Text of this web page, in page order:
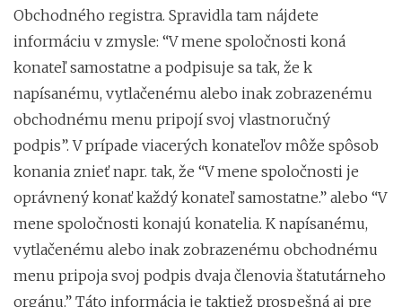
Obchodného registra. Spravidla tam nájdete
informáciu v zmysle: “V mene spoločnosti koná
konateľ samostatne a podpisuje sa tak, že k
napísanému, vytlačenému alebo inak zobrazenému
obchodnému menu pripojí svoj vlastnoručný
podpis”. V prípade viacerých konateľov môže spôsob
konania znieť napr. tak, že “V mene spoločnosti je
oprávnený konať každý konateľ samostatne.” alebo “V
mene spoločnosti konajú konatelia. K napísanému,
vytlačenému alebo inak zobrazenému obchodnému
menu pripoja svoj podpis dvaja členovia štatutárneho
orgánu.” Táto informácia je taktiež prospešná aj pre